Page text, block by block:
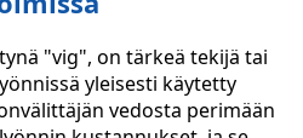
"vig", on tärkeä tekijä tai
yleisesti käytetty
vedosta perimään